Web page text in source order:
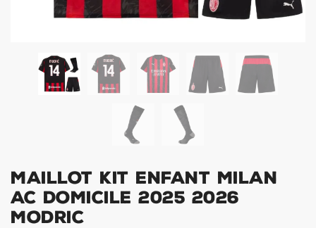
Maillot Kit Enfant Milan
AC Domicile 2025 2026
Modric